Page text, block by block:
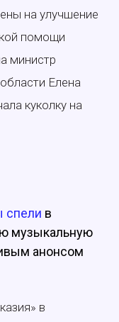
на улучшение
помощи
министр
Елена
куколку на
спели в
музыкальную
анонсом
в